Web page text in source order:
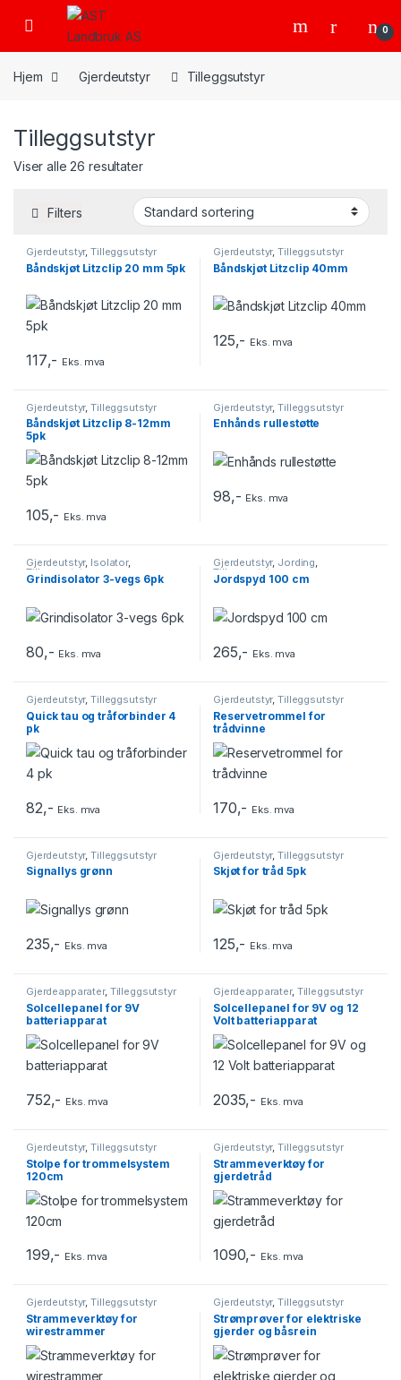
Skip to navigation
Skip to content
Open 0
Hjem Gjerdeutstyr Tilleggsutstyr
Tilleggsutstyr
Viser alle 26 resultater
Filters
Gjerdeutstyr,Tilleggsutstyr
Båndskjøt Litzclip 20 mm 5pk
117,- Eks. mva
Gjerdeutstyr,Tilleggsutstyr
Båndskjøt Litzclip 40mm
125,- Eks. mva
Gjerdeutstyr,Tilleggsutstyr
Båndskjøt Litzclip 8-12mm
5pk
105,- Eks. mva
Gjerdeutstyr,Tilleggsutstyr
Enhånds rullestøtte
98,- Eks. mva
Gjerdeutstyr, Isolator,
Tilleggsutstyr
Grindisolator 3-vegs 6pk
80,- Eks. mva
Gjerdeutstyr, Jording,
Tilleggsutstyr
Jordspyd 100 cm
265,- Eks. mva
Gjerdeutstyr,Tilleggsutstyr
Quick tau og tråforbinder 4
pk
82,- Eks. mva
Gjerdeutstyr,Tilleggsutstyr
Reservetrommel for
trådvinne
170,- Eks. mva
Gjerdeutstyr,Tilleggsutstyr
Signallys grønn
235,- Eks. mva
Gjerdeutstyr,Tilleggsutstyr
Skjøt for tråd 5pk
125,- Eks. mva
Gjerdeapparater, Tilleggsutstyr
Solcellepanel for 9V
batteriapparat
752,- Eks. mva
Gjerdeapparater, Tilleggsutstyr
Solcellepanel for 9V og 12
Volt batteriapparat
2035,- Eks. mva
Gjerdeutstyr,Tilleggsutstyr
Stolpe for trommelsystem
120cm
199,- Eks. mva
Gjerdeutstyr,Tilleggsutstyr
Strammeverktøy for
gjerdetråd
1090,- Eks. mva
Gjerdeutstyr,Tilleggsutstyr
Strammeverktøy for
wirestrammer
Gjerdeutstyr,Tilleggsutstyr
Strømprøver for elektriske
gjerder og båsrein